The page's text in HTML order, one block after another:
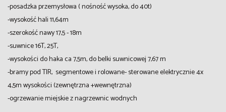
-posadzka przemysłowa ( nośność wysoka, do 40t)
-wysokość hali 11,64m
-szerokość nawy 17,5 - 18m
-suwnice 16T, 25T,
-wysokości do haka ca 7,5m, do belki suwnicowej 7,67 m
-bramy pod TIR, segmentowe i rolowane- sterowane elektrycznie 4x
4,5m wysokości (zewnętrzna +wewnętrzna)
-ogrzewanie miejskie z nagrzewnic wodnych